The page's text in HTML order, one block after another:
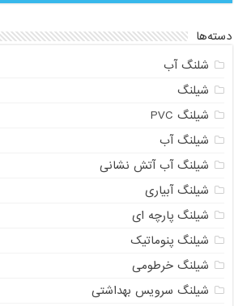
دسته‌ها
شلنگ آب
شیلنگ
شیلنگ PVC
شیلنگ آب
شیلنگ آب آتش نشانی
شیلنگ آبیاری
شیلنگ پارچه ای
شیلنگ پنوماتیک
شیلنگ خرطومی
شیلنگ سرویس بهداشتی